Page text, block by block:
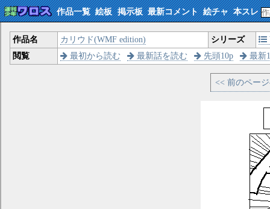
作品一覧 絵板 掲示板 最新コメント 絵チャ 本スレ
作品名 カリウド(WMF edition) シリーズ
閲覧
最初から読む 最新話を読む 先頭10p 最新
<< 前のペー